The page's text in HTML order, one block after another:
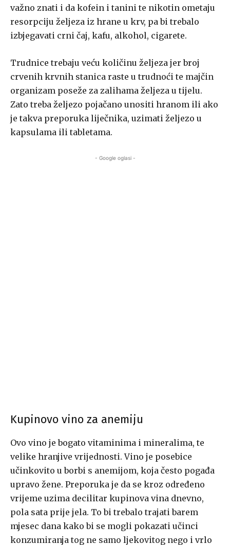
važno znati i da kofein i tanini te nikotin ometaju
resorpciju željeza iz hrane u krv, pa bi trebalo
izbjegavati crni čaj, kafu, alkohol, cigarete.
Trudnice trebaju veću količinu željeza jer broj
crvenih krvnih stanica raste u trudnoći te majčin
organizam poseže za zalihama željeza u tijelu.
Zato treba željezo pojačano unositi hranom ili ako
je takva preporuka liječnika, uzimati željezo u
kapsulama ili tabletama.
- Google oglasi -
Kupinovo vino za anemiju
Ovo vino je bogato vitaminima i mineralima, te
velike hranjive vrijednosti. Vino je posebice
učinkovito u borbi s anemijom, koja često pogađa
upravo žene. Preporuka je da se kroz određeno
vrijeme uzima decilitar kupinova vina dnevno,
pola sata prije jela. To bi trebalo trajati barem
mjesec dana kako bi se mogli pokazati učinci
konzumiranja tog ne samo ljekovitog nego i vrlo